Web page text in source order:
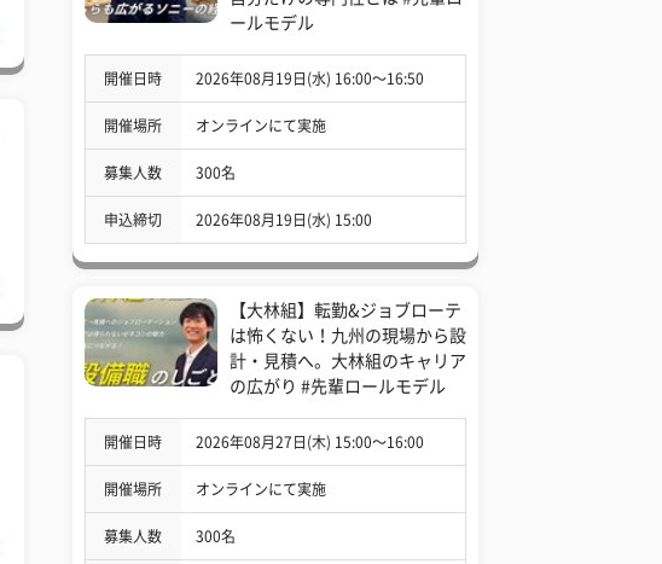
ールモデル
開催日時 2026年08月19日(水) 16:00〜16:50
開催場所 オンラインにて実施
募集人数 300名
申込締切 2026年08月19日(水) 15:00
【大林組】転勤&ジョブローテ
は怖くない！九州の現場から設
計・見積へ。大林組のキャリア
の広がり #先輩ロールモデル
開催日時 2026年08月27日(木) 15:00〜16:00
開催場所 オンラインにて実施
募集人数 300名